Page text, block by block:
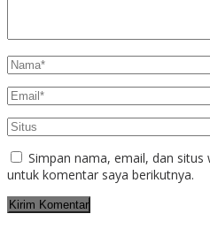
Simpan nama, email, dan situs
untuk komentar saya berikutnya.